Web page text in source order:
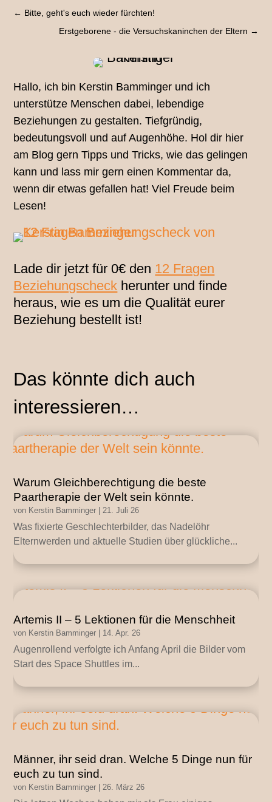
← Bitte, geht's euch wieder fürchten!
Erstgeborene - die Versuchskaninchen der Eltern →
Hallo, ich bin Kerstin Bamminger und ich
unterstütze Menschen dabei, lebendige
Beziehungen zu gestalten. Tiefgründig,
bedeutungsvoll und auf Augenhöhe. Hol dir hier
am Blog gern Tipps und Tricks, wie das gelingen
kann und lass mir gern einen Kommentar da,
wenn dir etwas gefallen hat! Viel Freude beim
Lesen!
Lade dir jetzt für 0€ den 12 Fragen
Beziehungscheck herunter und finde
heraus, wie es um die Qualität eurer
Beziehung bestellt ist!
Das könnte dich auch
interessieren…
Warum Gleichberechtigung die beste
Paartherapie der Welt sein könnte.
von Kerstin Bamminger |21. Juli 26
Was fixierte Geschlechterbilder, das Nadelöhr
Elternwerden und aktuelle Studien über glückliche...
Artemis II – 5 Lektionen für die Menschheit
von Kerstin Bamminger 14. Apr. 26
Augenrollend verfolgte ich Anfang April die Bilder vom
Start des Space Shuttles im...
Männer, ihr seid dran. Welche 5 Dinge nun für
euch zu tun sind.
von Kerstin Bamminger |26. März 26